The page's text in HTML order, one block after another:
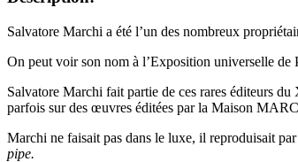
Salvatore Marchi a été l’un des nombreux
On peut voir son nom à l’Exposition universelle
Salvatore Marchi fait partie de ces rares éditeurs
parfois sur des œuvres éditées par la Maison
Marchi ne faisait pas dans le luxe, il reproduisait
pipe.